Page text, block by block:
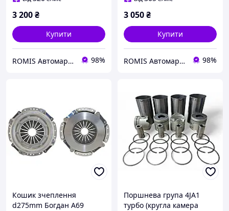
3 200₴
Купити
ROMIS Автомаркет 98%
3 050₴
Купити
ROMIS Автомаркет 98%
Кошик зчеплення
d275mm Богдан A69
Поршнева група 4JA1
турбо (кругла камера